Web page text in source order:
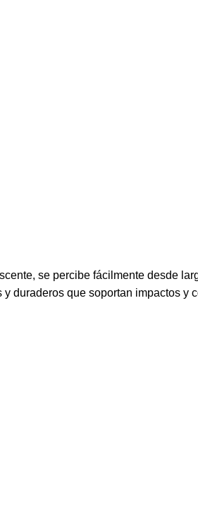
se percibe fácilmente desde
duraderos que soportan impactos y